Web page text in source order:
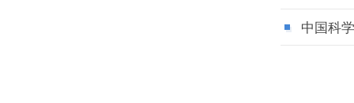
中国科